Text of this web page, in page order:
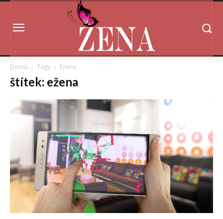
Domů Tagy Ežena
štítek: ežena